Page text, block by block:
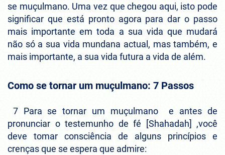
se muçulmano. Uma vez que chegou aqui, isto pode
significar que está pronto agora para dar o passo
mais importante em toda a sua vida que mudará
não só a sua vida mundana actual, mas também, e
mais importante, a sua vida futura a vida de além.
Como se tornar um muçulmano: 7 Passos
7 Para se tornar um muçulmano e antes de
pronunciar o testemunho de fé [Shahadah] ,você
deve tomar consciência de alguns princípios e
crenças que se espera que admire: